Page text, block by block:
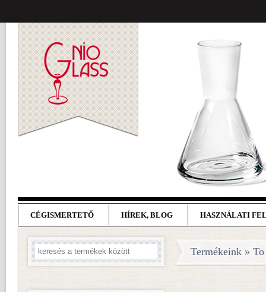
CÉGISMERTETŐ HÍREK, BLOG HASZNÁLATI
Termékeink »